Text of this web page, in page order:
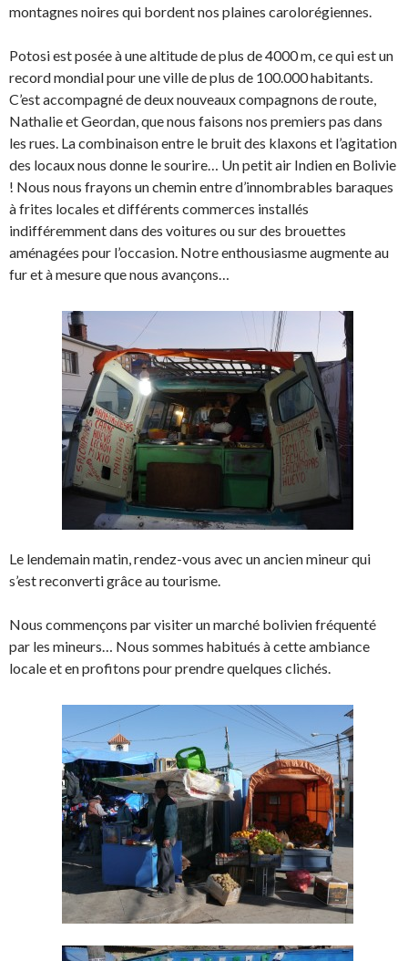
montagnes noires qui bordent nos plaines carolorégiennes.
Potosi est posée à une altitude de plus de 4000 m, ce qui est un
record mondial pour une ville de plus de 100.000 habitants.
C’est accompagné de deux nouveaux compagnons de route,
Nathalie et Geordan, que nous faisons nos premiers pas dans
les rues. La combinaison entre le bruit des klaxons et l’agitation
des locaux nous donne le sourire… Un petit air Indien en Bolivie
! Nous nous frayons un chemin entre d’innombrables baraques
à frites locales et différents commerces installés
indifféremment dans des voitures ou sur des brouettes
aménagées pour l’occasion. Notre enthousiasme augmente au
fur et à mesure que nous avançons…
Le lendemain matin, rendez-vous avec un ancien mineur qui
s’est reconverti grâce au tourisme.
Nous commençons par visiter un marché bolivien fréquenté
par les mineurs… Nous sommes habitués à cette ambiance
locale et en profitons pour prendre quelques clichés.